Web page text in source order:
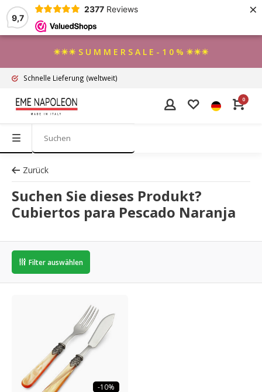
9,7
2377 Reviews ×
☀☀☀ S U M M E R S A L E - 1 0 % ☀☀☀
Schnelle Lieferung (weltweit)
0
Zurück
Suchen Sie dieses Produkt?
Cubiertos para Pescado Naranja
Filter auswählen
-10%